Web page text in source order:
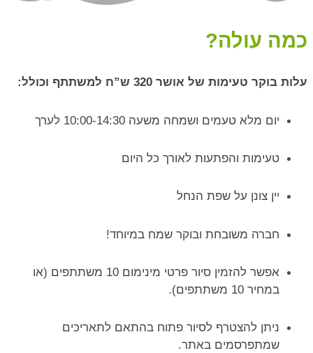
כמה עולה?
עלות בוקר טעימות של אושר 320 ש”ח למשתתף וכולל:
יום מלא טעמים ושמחה משעה 10:00-14:30 לערך
טעימות והפתעות לאורך כל היום
יין צונן על שפת הנחל
חברה משובחת ובוקר שמח במיוחד!
אפשר להזמין סיור פרטי מינימום 10 משתתפים (או
במחיר 10 משתתפים).
ניתן להצטרף לסיור פתוח בהתאם לתאריכים
שמתפרסמים באתר.